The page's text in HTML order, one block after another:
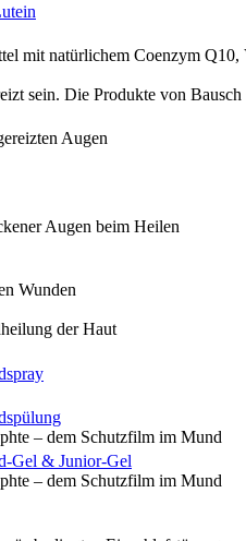
mit natürlichem Coenzym
sein. Die Produkte von
Augen
Augen beim Heilen
Wunden
der Haut
– dem Schutzfilm im Mund
Gel & Junior-Gel
– dem Schutzfilm im Mund